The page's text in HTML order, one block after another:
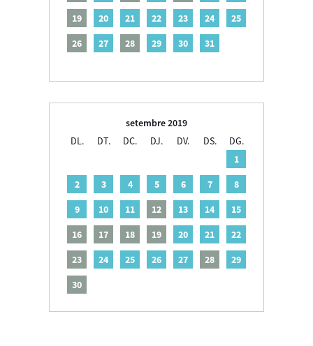
19
20 21 22 23 24
25
26
27 28 29 30 31
setembre 2019
DL.
DT. DC. DJ. DV. DS.
DG.
1
2
3 4 5 6 7
8
9
10 11 12 13 14
15
16
17 18 19 20 21
22
23
24 25 26 27 28
29
30